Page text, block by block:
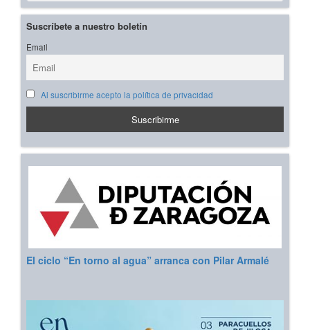
Suscríbete a nuestro boletín
Email
Al suscribirme acepto la política de privacidad
El ciclo “En torno al agua” arranca con Pilar Armalé